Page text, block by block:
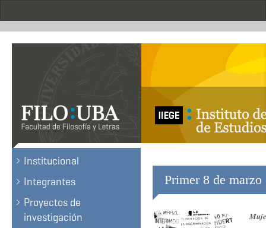
Institucional
Integrantes
Proyectos de
investigación
Primer 8 de